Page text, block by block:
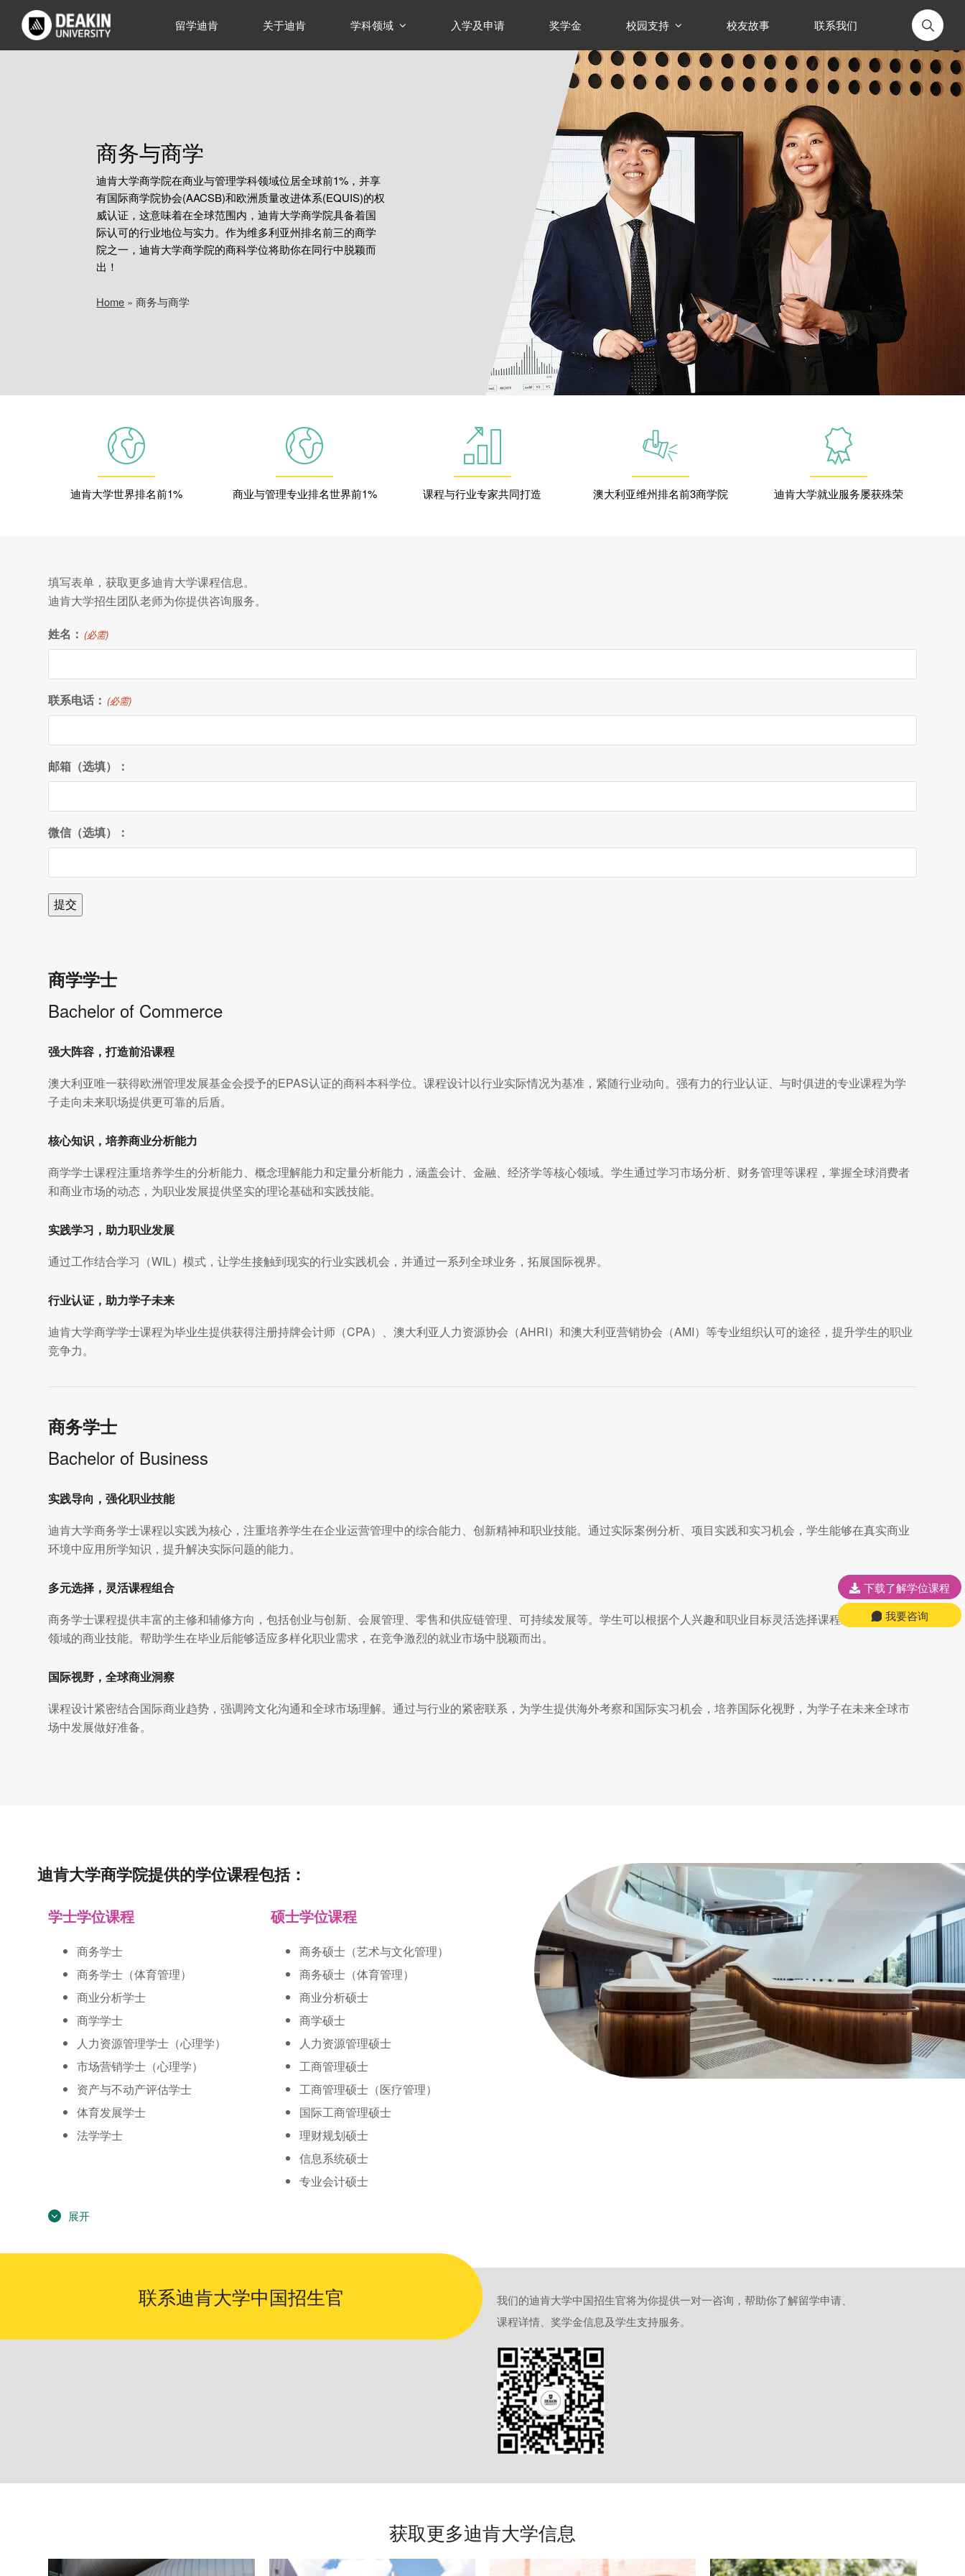
留学迪肯 关于迪肯 学科领域 入学及申请 奖学金 校园支持 校友故事 联系我们
商务与商学
迪肯大学商学院在商业与管理学科领域位居全球前1%，并享
有国际商学院协会(AACSB)和欧洲质量改进体系(EQUIS)的权
威认证，这意味着在全球范围内，迪肯大学商学院具备着国
际认可的行业地位与实力。作为维多利亚州排名前三的商学
院之一，迪肯大学商学院的商科学位将助你在同行中脱颖而
出！
Home »商务与商学
迪肯大学世界排名前1% 商业与管理专业排名世界前1% 课程与行业专家共同打造 澳大利亚维州排名前3商学院 迪肯大学就业服务屡获殊荣
填写表单，获取更多迪肯大学课程信息。
迪肯大学招生团队老师为你提供咨询服务。
姓名： (必需)
联系电话： (必需)
邮箱（选填）：
微信（选填）：
提交
商学学士
Bachelor of Commerce
强大阵容，打造前沿课程
澳大利亚唯一获得欧洲管理发展基金会授予的EPAS认证的商科本科学位。课程设计以行业实际情况为基准，紧随行业动向。强有力的行业认证、与时俱进的专业课程为学
子走向未来职场提供更可靠的后盾。
核心知识，培养商业分析能力
商学学士课程注重培养学生的分析能力、概念理解能力和定量分析能力，涵盖会计、金融、经济学等核心领域。学生通过学习市场分析、财务管理等课程，掌握全球消费者
和商业市场的动态，为职业发展提供坚实的理论基础和实践技能。
实践学习，助力职业发展
通过工作结合学习（WIL）模式，让学生接触到现实的行业实践机会，并通过一系列全球业务，拓展国际视界。
行业认证，助力学子未来
迪肯大学商学学士课程为毕业生提供获得注册持牌会计师（CPA）、澳大利亚人力资源协会（AHRI）和澳大利亚营销协会（AMI）等专业组织认可的途径，提升学生的职业
竞争力。
商务学士
Bachelor of Business
实践导向，强化职业技能
迪肯大学商务学士课程以实践为核心，注重培养学生在企业运营管理中的综合能力、创新精神和职业技能。通过实际案例分析、项目实践和实习机会，学生能够在真实商业
环境中应用所学知识，提升解决实际问题的能力。
多元选择，灵活课程组合
商务学士课程提供丰富的主修和辅修方向，包括创业与创新、会展管理、零售和供应链管理、可持续发展等。学生可以根据个人兴趣和职业目标灵活选择课程组合，培养跨
领域的商业技能。帮助学生在毕业后能够适应多样化职业需求，在竞争激烈的就业市场中脱颖而出。
国际视野，全球商业洞察
课程设计紧密结合国际商业趋势，强调跨文化沟通和全球市场理解。通过与行业的紧密联系，为学生提供海外考察和国际实习机会，培养国际化视野，为学子在未来全球市
场中发展做好准备。
迪肯大学商学院提供的学位课程包括：
学士学位课程
商务学士
商务学士（体育管理）
商业分析学士
商学学士
人力资源管理学士（心理学）
市场营销学士（心理学）
资产与不动产评估学士
体育发展学士
法学学士
硕士学位课程
商务硕士（艺术与文化管理）
商务硕士（体育管理）
商业分析硕士
商学硕士
人力资源管理硕士
工商管理硕士
工商管理硕士（医疗管理）
国际工商管理硕士
理财规划硕士
信息系统硕士
专业会计硕士
展开
联系迪肯大学中国招生官
我们的迪肯大学中国招生官将为你提供一对一咨询，帮助你了解留学申请、
课程详情、奖学金信息及学生支持服务。
获取更多迪肯大学信息
下载了解学位课程
我要咨询